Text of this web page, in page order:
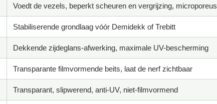
Voedt de vezels, beperkt scheuren en vergrijzing, microporeus
Stabiliserende grondlaag vóór Demidekk of Trebitt
Dekkende zijdeglans-afwerking, maximale UV-bescherming
Transparante filmvormende beits, laat de nerf zichtbaar
Transparant, slipwerend, anti-UV, niet-filmvormend